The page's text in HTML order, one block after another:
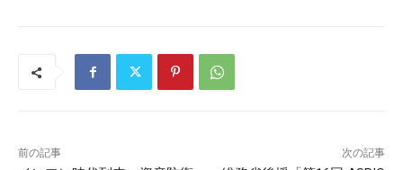
前の記事 次の記事